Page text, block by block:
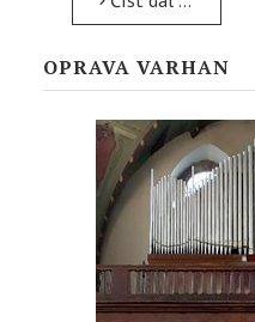
OPRAVA VARHAN